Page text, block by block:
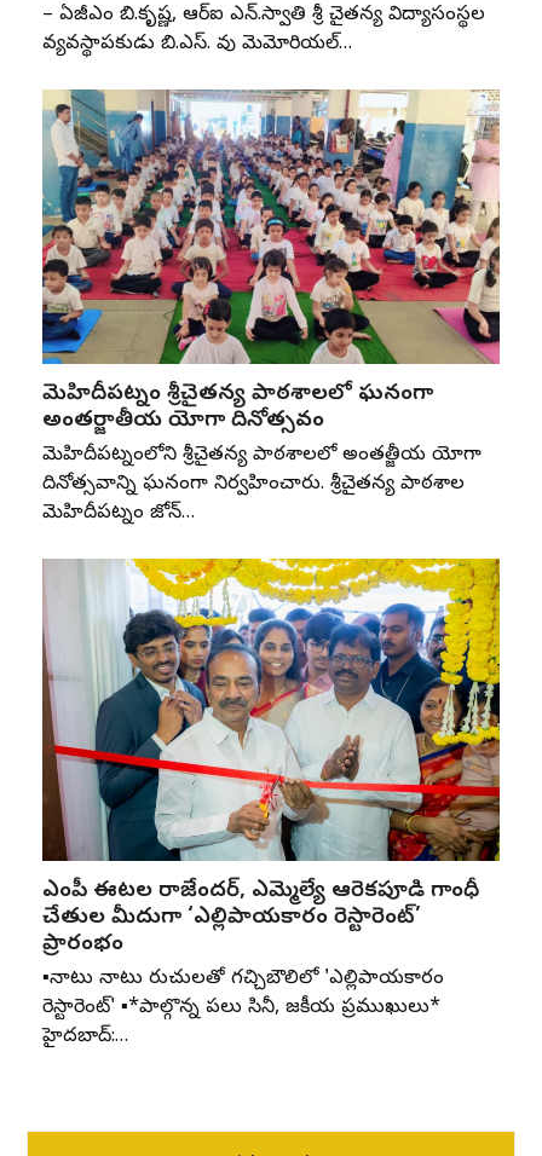
– ఏజీఎం బి.కృష్ణ, ఆర్‌ఐ ఎన్‌.స్వాతి శ్రీ చైతన్య విద్యాసంస్థల
వ్యవస్థాపకుడు బి.ఎస్‌. రావు మెమోరియల్‌…
మెహిదీపట్నం శ్రీచైతన్య పాఠశాలలో ఘనంగా
అంతర్జాతీయ యోగా దినోత్సవం
మెహిదీపట్నంలోని శ్రీచైతన్య పాఠశాలలో అంతర్జాతీయ యోగా
దినోత్సవాన్ని ఘనంగా నిర్వహించారు. శ్రీచైతన్య పాఠశాల
మెహిదీపట్నం జోన్‌…
ఎంపీ ఈటల రాజేందర్, ఎమ్మెల్యే ఆరెకపూడి గాంధీ
చేతుల మీదుగా ‘ఎల్లిపాయకారం రెస్టారెంట్’
ప్రారంభం
▪️నాటు నాటు రుచులతో గచ్చిబౌలిలో 'ఎల్లిపాయకారం
రెస్టారెంట్' ▪️*పాల్గొన్న పలు సినీ, రాజకీయ ప్రముఖులు*
హైదరాబాద్:…